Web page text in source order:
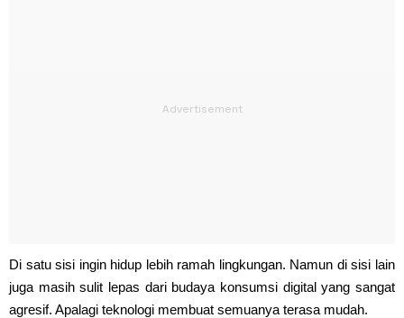
Di satu sisi ingin hidup lebih ramah lingkungan. Namun di sisi lain
juga masih sulit lepas dari budaya konsumsi digital yang sangat
agresif. Apalagi teknologi membuat semuanya terasa mudah.